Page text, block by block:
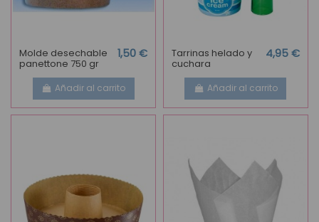
Molde desechable
panettone 750 gr
1,50 €
Añadir al carrito
Tarrinas helado y
cuchara
4,95 €
Añadir al carrito